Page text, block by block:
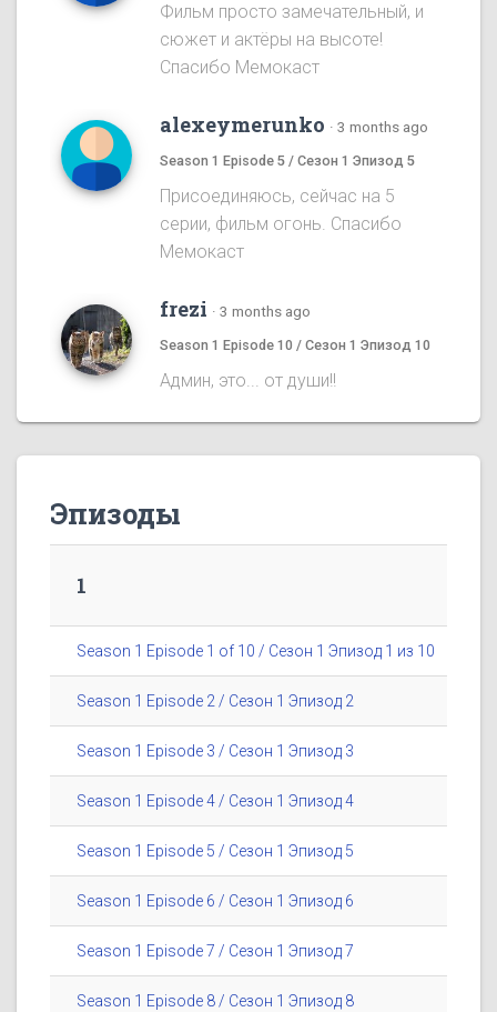
Фильм просто замечательный, и
сюжет и актёры на высоте!
Спасибо Мемокаст
alexeymerunko · 3 months ago
Season 1 Episode 5 / Сезон 1 Эпизод 5
Присоединяюсь, сейчас на 5
серии, фильм огонь. Спасибо
Мемокаст
frezi · 3 months ago
Season 1 Episode 10 / Сезон 1 Эпизод 10
Админ, это... от души!!
Эпизоды
1
Season 1 Episode 1 of 10 / Сезон 1 Эпизод 1 из 10
Season 1 Episode 2 / Сезон 1 Эпизод 2
Season 1 Episode 3 / Сезон 1 Эпизод 3
Season 1 Episode 4 / Сезон 1 Эпизод 4
Season 1 Episode 5 / Сезон 1 Эпизод 5
Season 1 Episode 6 / Сезон 1 Эпизод 6
Season 1 Episode 7 / Сезон 1 Эпизод 7
Season 1 Episode 8 / Сезон 1 Эпизод 8